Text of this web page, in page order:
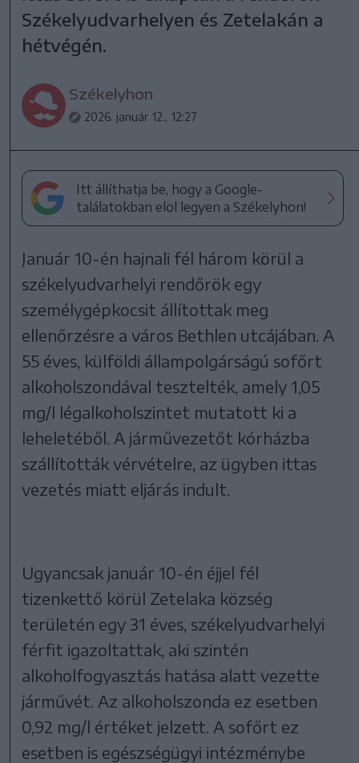
Székelyudvarhelyen és Zetelakán a
hétvégén.
Székelyhon
2026. január 12., 12:27
Itt állíthatja be, hogy a Google-
találatokban elöl legyen a Székelyhon!
Január 10-én hajnali fél három körül a
székelyudvarhelyi rendőrök egy
személygépkocsit állítottak meg
ellenőrzésre a város Bethlen utcájában. A
55 éves, külföldi állampolgárságú sofőrt
alkoholszondával tesztelték, amely 1,05
mg/l légalkoholszintet mutatott ki a
leheletéből. A járművezetőt kórházba
szállították vérvételre, az ügyben ittas
vezetés miatt eljárás indult.
Ugyancsak január 10-én éjjel fél
tizenkettő körül Zetelaka község
területén egy 31 éves, székelyudvarhelyi
férfit igazoltattak, aki szintén
alkoholfogyasztás hatása alatt vezette
járművét. Az alkoholszonda ez esetben
0,92 mg/l értéket jelzett. A sofőrt ez
esetben is egészségügyi intézménybe